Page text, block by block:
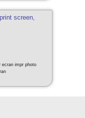
lecteur et les
screen,
ecran impr photo